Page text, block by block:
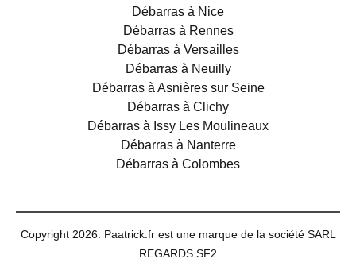
Débarras à Nice
Débarras à Rennes
Débarras à Versailles
Débarras à Neuilly
Débarras à Asnières sur Seine
Débarras à Clichy
Débarras à Issy Les Moulineaux
Débarras à Nanterre
Débarras à Colombes
Copyright 2026. Paatrick.fr est une marque de la société SARL
REGARDS SF2